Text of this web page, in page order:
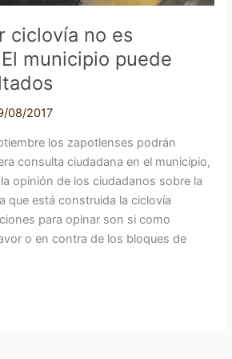
ciclovía no es
municipio puede
08/2017
los zapotlenses podrán
consulta ciudadana en el municipio,
opinión de los ciudadanos sobre la
que está construida la ciclovía
para opinar son si como
o en contra de los bloques de